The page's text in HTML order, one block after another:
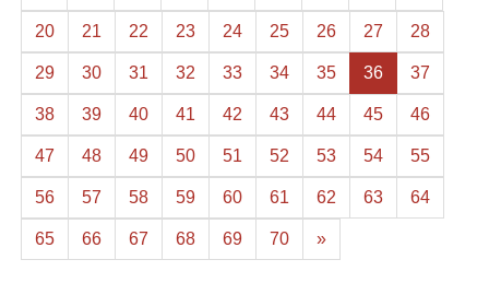
20 21 22 23 24 25 26 27 28
29 30 31 32 33 34 35 36 37
38 39 40 41 42 43 44 45 46
47 48 49 50 51 52 53 54 55
56 57 58 59 60 61 62 63 64
65 66 67 68 69 70 »